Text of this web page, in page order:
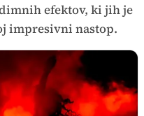
efektov, ki jih je
impresivni nastop.